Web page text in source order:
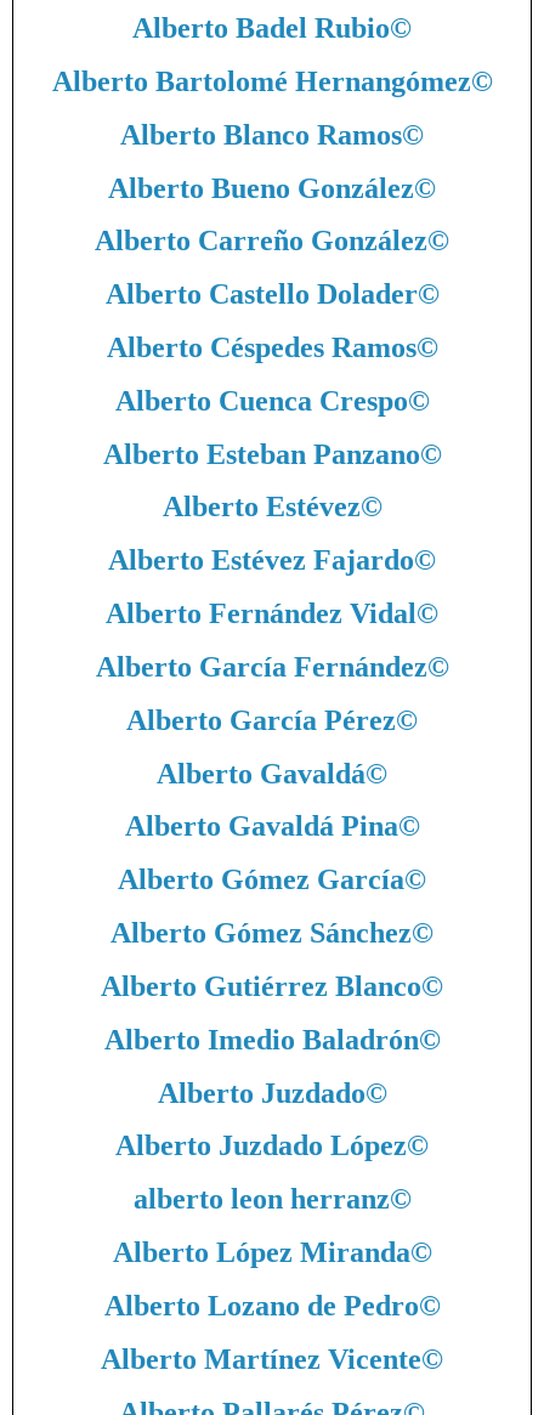
Alberto Badel Rubio©
Alberto Bartolomé Hernangómez©
Alberto Blanco Ramos©
Alberto Bueno González©
Alberto Carreño González©
Alberto Castello Dolader©
Alberto Céspedes Ramos©
Alberto Cuenca Crespo©
Alberto Esteban Panzano©
Alberto Estévez©
Alberto Estévez Fajardo©
Alberto Fernández Vidal ©
Alberto García Fernández©
Alberto García Pérez©
Alberto Gavaldá©
Alberto Gavaldá Pina©
Alberto Gómez García©
Alberto Gómez Sánchez©
Alberto Gutiérrez Blanco©
Alberto Imedio Baladrón©
Alberto Juzdado©
Alberto Juzdado López©
alberto leon herranz©
Alberto López Miranda©
Alberto Lozano de Pedro©
Alberto Martínez Vicente©